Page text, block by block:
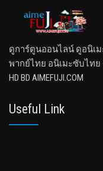
ดูการ์ตูนออนไลน์ ดูอนิเม
พากย์ไทย อนิเมะซับไทย
HD BD AIMEFUJI.COM
Useful Link